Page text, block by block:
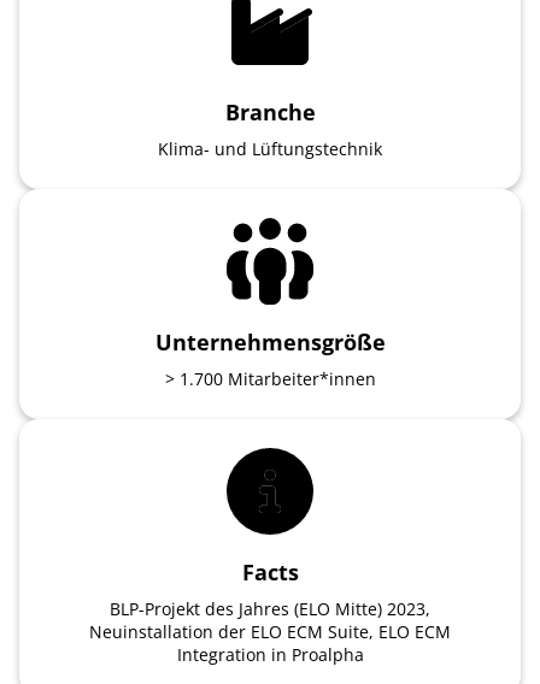
Branche
Klima- und Lüftungstechnik
Unternehmensgröße
> 1.700 Mitarbeiter*innen
Facts
BLP-Projekt des Jahres (ELO Mitte) 2023,
Neuinstallation der ELO ECM Suite, ELO ECM
Integration in Proalpha